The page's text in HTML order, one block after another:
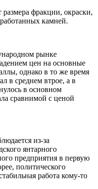
размера фракции, окраски,
камней.
рынке
цен на основные
однако в то же время
в среднем втрое, а в
в основном
сравнимой с ценой
из-за
янтарного
предприятия в первую
политического
работа кому-то